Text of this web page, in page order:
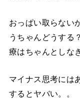
おっぱい取らない
うちゃんどうする
療はちゃんとしな
マイナス思考には
するとヤバい。。